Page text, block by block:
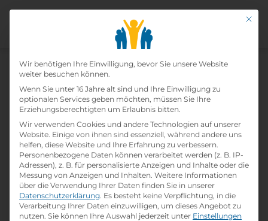
Lehre Im Einzelhandel
Baumarkt 2024
Home»Offene Lehrstellen» Lehre im
Einzelhandel Baumarkt 2024
Details zur Lehrstelle
Mit
Datenschutz-
Wir benötigen Ihre Einwilligung, bevor Sie unsere Website
weiter besuchen können.
Wenn Sie unter 16 Jahre alt sind und Ihre Einwilligung zu
optionalen Services geben möchten, müssen Sie Ihre
Erziehungsberechtigten um Erlaubnis bitten.
Wir verwenden Cookies und andere Technologien auf unserer
Website. Einige von ihnen sind essenziell, während andere uns
helfen, diese Website und Ihre Erfahrung zu verbessern.
Personenbezogene Daten können verarbeitet werden (z. B. IP-
Adressen), z. B. für personalisierte Anzeigen und Inhalte oder die
Messung von Anzeigen und Inhalten. Weitere Informationen
über die Verwendung Ihrer Daten finden Sie in unserer
Datenschutzerklärung. Es besteht keine Verpflichtung, in die
Verarbeitung Ihrer Daten einzuwilligen, um dieses Angebot zu
nutzen. Sie können Ihre Auswahl jederzeit unter Einstellungen